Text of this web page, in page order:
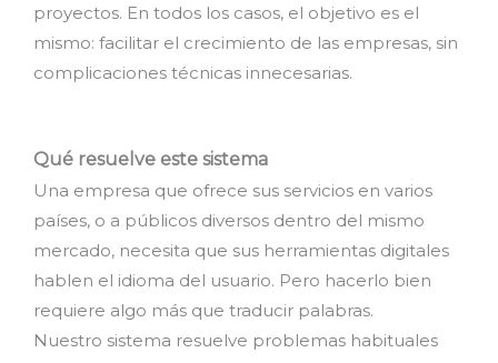
proyectos. En todos los casos, el objetivo es el
mismo: facilitar el crecimiento de las empresas, sin
complicaciones técnicas innecesarias.
Qué resuelve este sistema
Una empresa que ofrece sus servicios en varios
países, o a públicos diversos dentro del mismo
mercado, necesita que sus herramientas digitales
hablen el idioma del usuario. Pero hacerlo bien
requiere algo más que traducir palabras.
Nuestro sistema resuelve problemas habituales